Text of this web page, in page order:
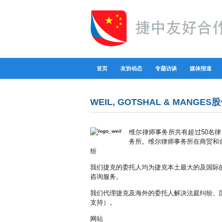
首页 友协动态 专题访谈 媒体报道
WEIL, GOTSHAL & MANGES股
维尔律师事务所共有超过50名
务所。维尔律师事务所在商贸和
纷
我们捷克的委托人均为捷克本土最大的及国
咨询服务。
我们代理捷克及海外的委托人解决法庭纠纷
支持）。
网站